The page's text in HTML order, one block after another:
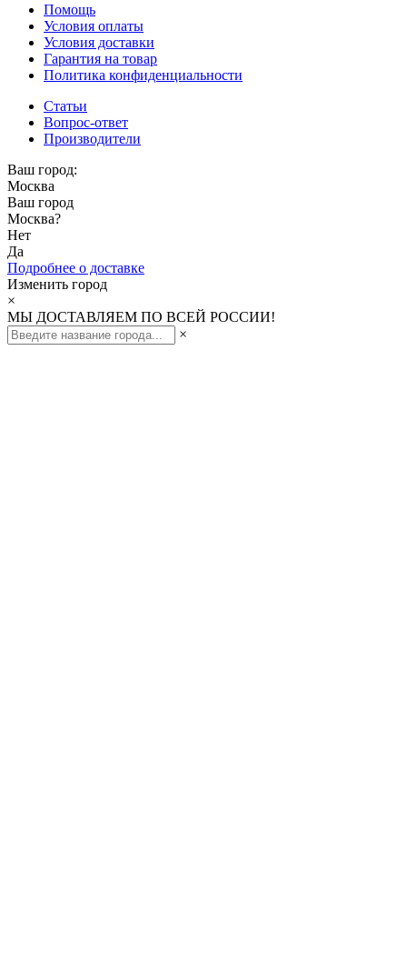
Помощь
Условия оплаты
Условия доставки
Гарантия на товар
Политика конфиденциальности
Статьи
Вопрос-ответ
Производители
Ваш город:
Москва
Ваш город
Москва?
Нет
Да
Подробнее о доставке
Изменить город
×
МЫ ДОСТАВЛЯЕМ ПО ВСЕЙ РОССИИ!
×